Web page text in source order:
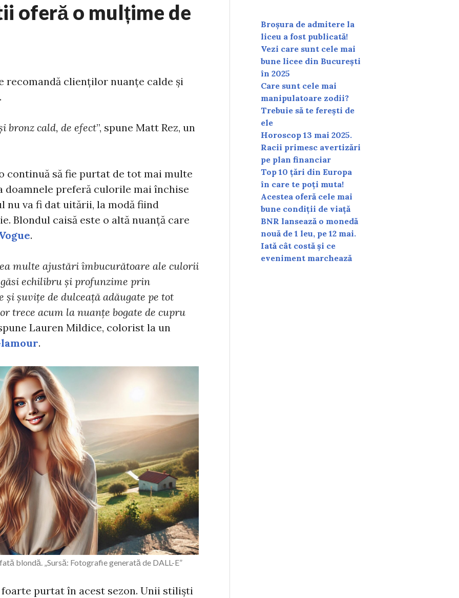
oferă o mulțime de
clienților nuanțe calde și
.
bronz cald, de efect”, spune Matt Rez, un
continuă să fie purtat de tot mai multe
doamnele preferă culorile mai închise
nu va fi dat uitării, la modă fiind
Blondul caisă este o altă nuanță care
.
multe ajustări îmbucurătoare ale culorii
echilibru și profunzime prin
și șuvițe de dulceață adăugate pe tot
trece acum la nuanțe bogate de cupru
Lauren Mildice, colorist la un
.
blondă. „Sursă: Fotografie generată de DALL-E”
purtat în acest sezon. Unii stiliști
Broșura de admitere la
liceu a fost publicată!
Vezi care sunt cele mai
bune licee din București
în 2025
Care sunt cele mai
manipulatoare zodii?
Trebuie să te ferești de
ele
Horoscop 13 mai 2025.
Racii primesc avertizări
pe plan financiar
Top 10 țări din Europa
în care te poți muta!
Acestea oferă cele mai
bune condiții de viață
BNR lansează o monedă
nouă de 1 leu, pe 12 mai.
Iată cât costă și ce
eveniment marchează